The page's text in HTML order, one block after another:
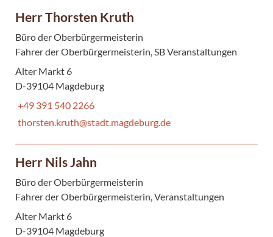
Herr Thorsten Kruth
Büro der Oberbürgermeisterin
Fahrer der Oberbürgermeisterin, SB Veranstaltungen
Alter Markt 6
D-39104 Magdeburg
+49 391 540 2266
thorsten.kruth@stadt.magdeburg.de
Herr Nils Jahn
Büro der Oberbürgermeisterin
Fahrer der Oberbürgermeisterin, Veranstaltungen
Alter Markt 6
D-39104 Magdeburg